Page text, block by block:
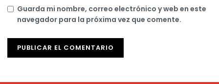
Guarda mi nombre, correo electrónico y web en este
navegador para la próxima vez que comente.